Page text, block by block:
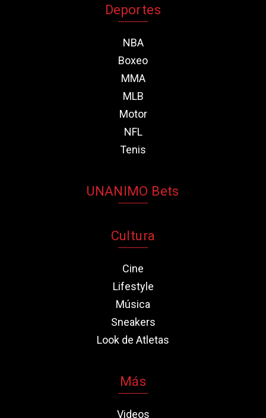
Deportes
NBA
Boxeo
MMA
MLB
Motor
NFL
Tenis
UNANIMO Bets
Cultura
Cine
Lifestyle
Música
Sneakers
Look de Atletas
Más
Videos